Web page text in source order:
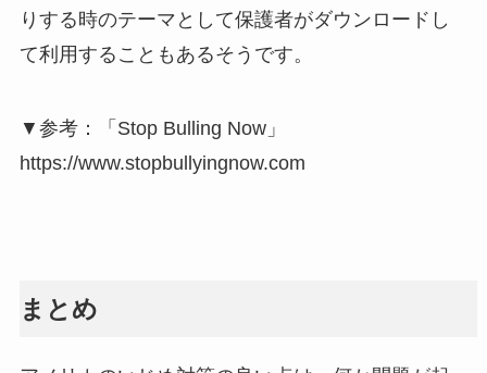
りする時のテーマとして保護者がダウンロードし
て利用することもあるそうです。
▼参考：「Stop Bulling Now」
https://www.stopbullyingnow.com
まとめ